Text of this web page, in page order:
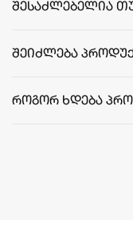
შესაძლებელია
შეიძლება
როგორ ხდება